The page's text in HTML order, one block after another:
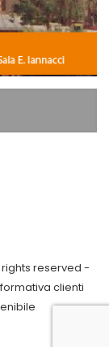
reserved -
clienti